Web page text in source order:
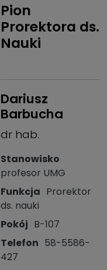
Pion
Prorektora ds.
Nauki
Dariusz
Barbucha
dr hab.
Stanowisko
profesor UMG
Funkcja Prorektor
ds. nauki
Pokój B-107
Telefon 58-5586-
427